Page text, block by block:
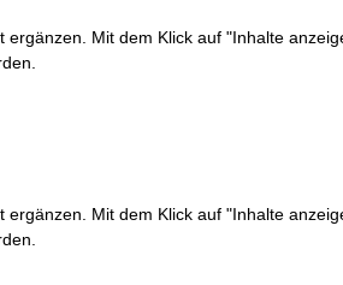
ergänzen. Mit dem Klick auf "Inhalte
ergänzen. Mit dem Klick auf "Inhalte